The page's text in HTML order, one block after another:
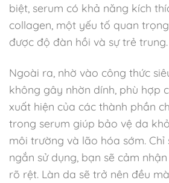
biệt, serum có khả năng kích
collagen, một yếu tố quan
được độ đàn hồi và sự trẻ trung.
Ngoài ra, nhờ vào công thức
không gây nhờn dính, phù hợp
xuất hiện của các thành phần
trong serum giúp bảo vệ da
môi trường và lão hóa sớm.
ngắn sử dụng, bạn sẽ cảm
rõ rệt. Làn da sẽ trở nên đều